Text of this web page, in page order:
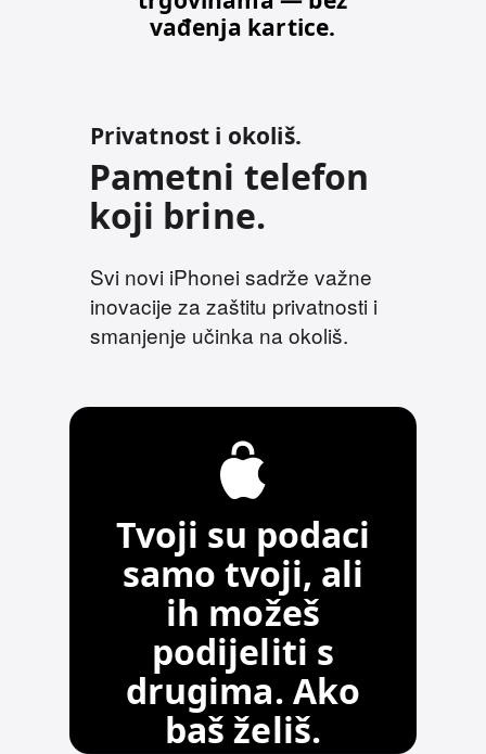
vađenja kartice.
Privatnost i okoliš.
Pametni telefon
koji brine.
Svi novi iPhonei sadrže važne
inovacije za zaštitu privatnosti i
smanjenje učinka na okoliš.
Tvoji su podaci
samo tvoji, ali
ih možeš
podijeliti s
drugima. Ako
baš želiš.